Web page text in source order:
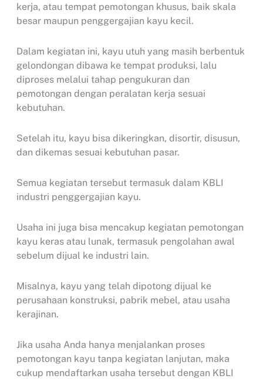
kerja, atau tempat pemotongan khusus, baik skala
besar maupun penggergajian kayu kecil.
Dalam kegiatan ini, kayu utuh yang masih berbentuk
gelondongan dibawa ke tempat produksi, lalu
diproses melalui tahap pengukuran dan
pemotongan dengan peralatan kerja sesuai
kebutuhan.
Setelah itu, kayu bisa dikeringkan, disortir, disusun,
dan dikemas sesuai kebutuhan pasar.
Semua kegiatan tersebut termasuk dalam KBLI
industri penggergajian kayu.
Usaha ini juga bisa mencakup kegiatan pemotongan
kayu keras atau lunak, termasuk pengolahan awal
sebelum dijual ke industri lain.
Misalnya, kayu yang telah dipotong dijual ke
perusahaan konstruksi, pabrik mebel, atau usaha
kerajinan.
Jika usaha Anda hanya menjalankan proses
pemotongan kayu tanpa kegiatan lanjutan, maka
cukup mendaftarkan usaha tersebut dengan KBLI